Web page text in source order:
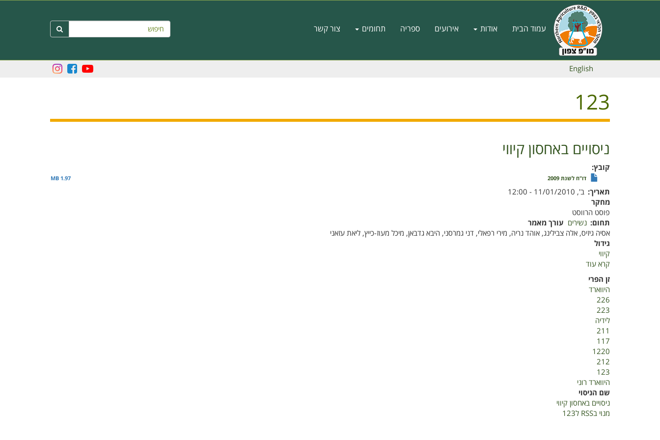
Main
navigation
עמוד הבית אודות אירועים ספריה תחומים צור קשר חיפוש 
English
123
ניסויים באחסון קיווי
קובץ
דו"ח לשנת 2009 1.97 MB
תאריך ב', 11/01/2010 - 12:00
מחקר
פוסט הרווסט
תחום נשירים עורך מאמר
אסיה גיזיס, אלה צבילינג, אוהד נריה, מירי רפאלי, דני גמרסני, היבא גדבאן, מיכל מעוז-כייץ, ליאת עזאני
גידול
קיווי
קרא עוד
זן הפרי
היווארד
226
223
לידיה
211
117
1220
212
123
היווארד רוני
שם הניסוי
ניסויים באחסון קיווי
מנוי בRSS ל123